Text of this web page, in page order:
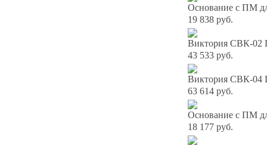
Основание с ПМ
19 838 руб.
Виктория СВК-02
43 533 руб.
Виктория СВК-04
63 614 руб.
Основание с ПМ
18 177 руб.